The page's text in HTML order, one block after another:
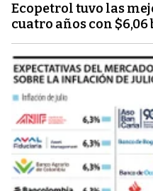
Ecopetrol tuvo las
cuatro años con